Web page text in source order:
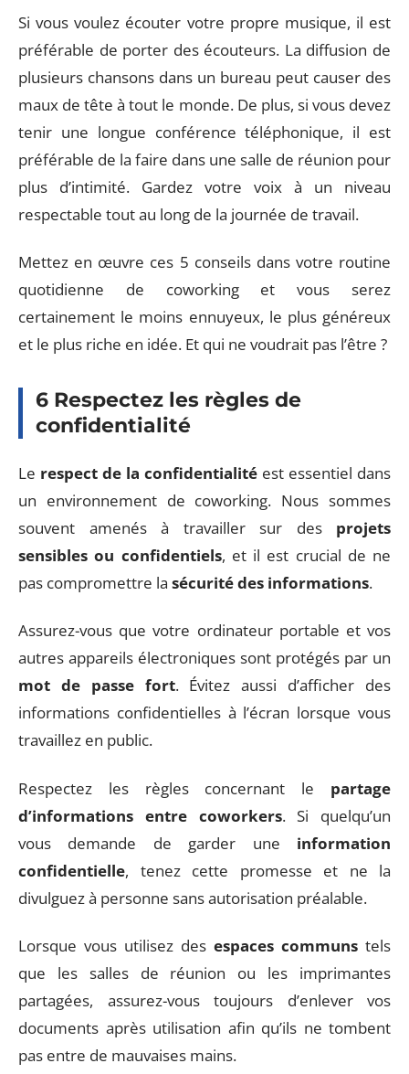
Si vous voulez écouter votre propre musique, il est
préférable de porter des écouteurs. La diffusion de
plusieurs chansons dans un bureau peut causer des
maux de tête à tout le monde. De plus, si vous devez
tenir une longue conférence téléphonique, il est
préférable de la faire dans une salle de réunion pour
plus d’intimité. Gardez votre voix à un niveau
respectable tout au long de la journée de travail.
Mettez en œuvre ces 5 conseils dans votre routine
quotidienne de coworking et vous serez
certainement le moins ennuyeux, le plus généreux
et le plus riche en idée. Et qui ne voudrait pas l’être ?
6 Respectez les règles de
confidentialité
Le respect de la confidentialité est essentiel dans
un environnement de coworking. Nous sommes
souvent amenés à travailler sur des projets
sensibles ou confidentiels, et il est crucial de ne
pas compromettre la sécurité des informations.
Assurez-vous que votre ordinateur portable et vos
autres appareils électroniques sont protégés par un
mot de passe fort. Évitez aussi d’afficher des
informations confidentielles à l’écran lorsque vous
travaillez en public.
Respectez les règles concernant le partage
d’informations entre coworkers. Si quelqu’un
vous demande de garder une information
confidentielle, tenez cette promesse et ne la
divulguez à personne sans autorisation préalable.
Lorsque vous utilisez des espaces communs tels
que les salles de réunion ou les imprimantes
partagées, assurez-vous toujours d’enlever vos
documents après utilisation afin qu’ils ne tombent
pas entre de mauvaises mains.